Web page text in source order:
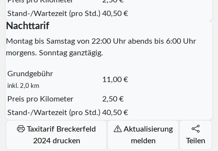
Stand-/Wartezeit (pro Std.) 40,50 €
Nachttarif
Montag bis Samstag von 22:00 Uhr abends bis 6:00 Uhr
morgens. Sonntag ganztägig.
Grundgebühr
inkl. 2,0 km
11,00 €
Preis pro Kilometer
2,50 €
Stand-/Wartezeit (pro Std.) 40,50 €
Taxitarif Breckerfeld
2024 drucken
Aktualisierung
melden
Teilen